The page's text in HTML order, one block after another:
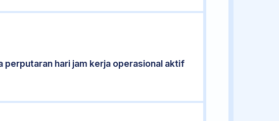
perputaran hari jam kerja operasional aktif